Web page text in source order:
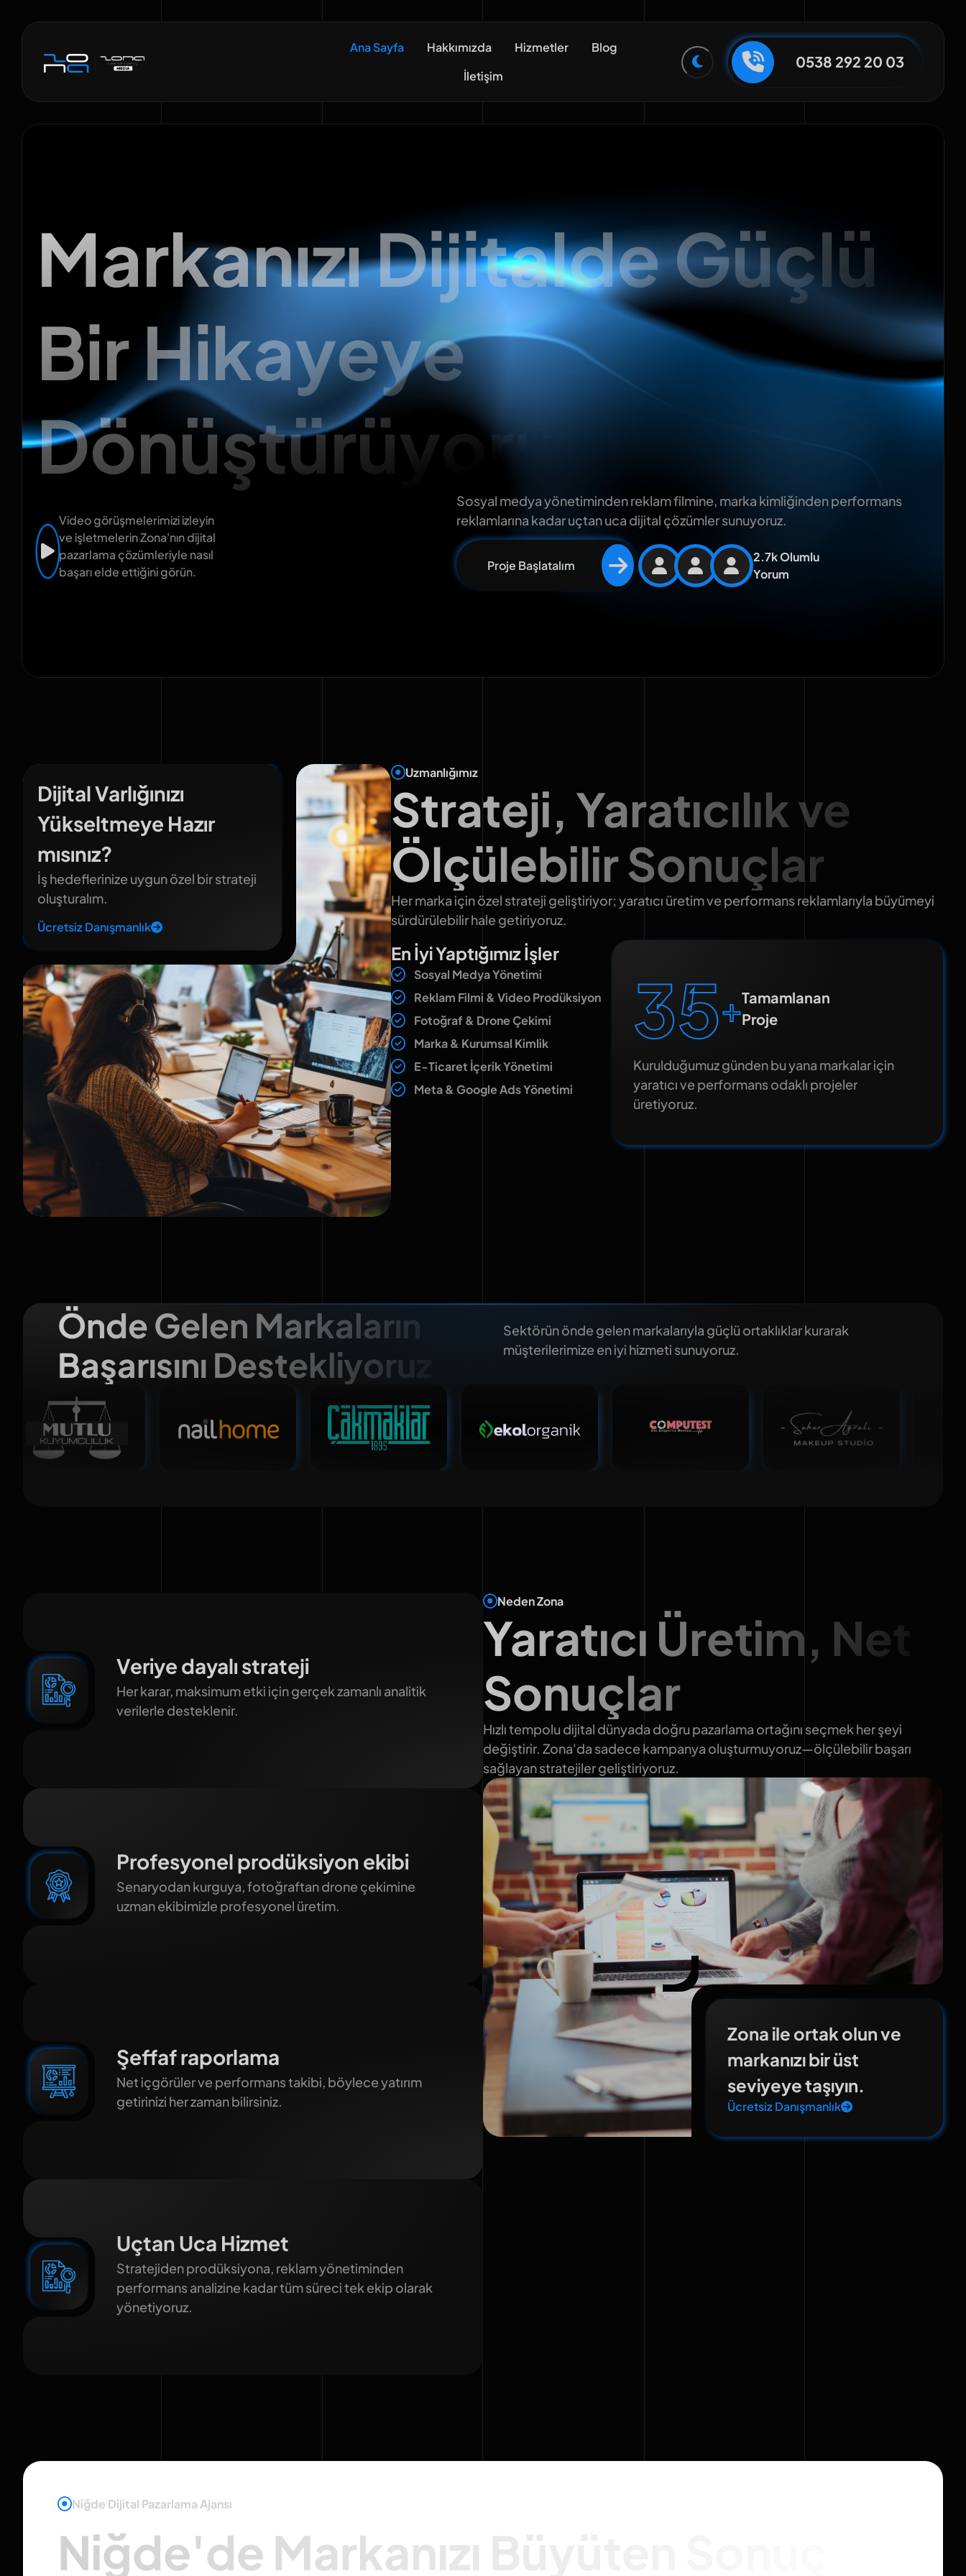
Ana Sayfa Hakkımızda Hizmetler
Blog
İletişim
0538 292 20 03
Markanızı Dijitalde Güçlü
Bir Hikayeye
Dönüştürüyoruz.
Video görüşmelerimizi izleyin
ve işletmelerin Zona'nın dijital
pazarlama çözümleriyle nasıl
başarı elde ettiğini görün.
Sosyal medya yönetiminden reklam filmine, marka kimliğinden performans
reklamlarına kadar uçtan uca dijital çözümler sunuyoruz.
Proje Başlatalım
2.7k Olumlu
Yorum
Dijital Varlığınızı
Yükseltmeye Hazır
mısınız?
İş hedeflerinize uygun özel bir strateji
oluşturalım.
Ücretsiz Danışmanlık
Uzmanlığımız
Strateji, Yaratıcılık ve
Ölçülebilir Sonuçlar
Her marka için özel strateji geliştiriyor; yaratıcı üretim ve performans reklamlarıyla büyümeyi
sürdürülebilir hale getiriyoruz.
En İyi Yaptığımız İşler
Sosyal Medya Yönetimi
Reklam Filmi & Video Prodüksiyon
Fotoğraf & Drone Çekimi
Marka & Kurumsal Kimlik
E-Ticaret İçerik Yönetimi
Meta & Google Ads Yönetimi
35+Tamamlanan
Proje
Kurulduğumuz günden bu yana markalar için
yaratıcı ve performans odaklı projeler
üretiyoruz.
Önde Gelen Markaların
Başarısını Destekliyoruz
Sektörün önde gelen markalarıyla güçlü ortaklıklar kurarak
müşterilerimize en iyi hizmeti sunuyoruz.
Veriye dayalı strateji
Her karar, maksimum etki için gerçek zamanlı analitik
verilerle desteklenir.
Profesyonel prodüksiyon ekibi
Senaryodan kurguya, fotoğraftan drone çekimine
uzman ekibimizle profesyonel üretim.
Şeffaf raporlama
Net içgörüler ve performans takibi, böylece yatırım
getirinizi her zaman bilirsiniz.
Uçtan Uca Hizmet
Stratejiden prodüksiyona, reklam yönetiminden
performans analizine kadar tüm süreci tek ekip olarak
yönetiyoruz.
Neden Zona
Yaratıcı Üretim, Net
Sonuçlar
Hızlı tempolu dijital dünyada doğru pazarlama ortağını seçmek her şeyi
değiştirir. Zona'da sadece kampanya oluşturmuyoruz—ölçülebilir başarı
sağlayan stratejiler geliştiriyoruz.
Zona ile ortak olun ve
markanızı bir üst
seviyeye taşıyın.
Ücretsiz Danışmanlık
Niğde Dijital Pazarlama Ajansı
Niğde'de Markanızı Büyüten Sonuç